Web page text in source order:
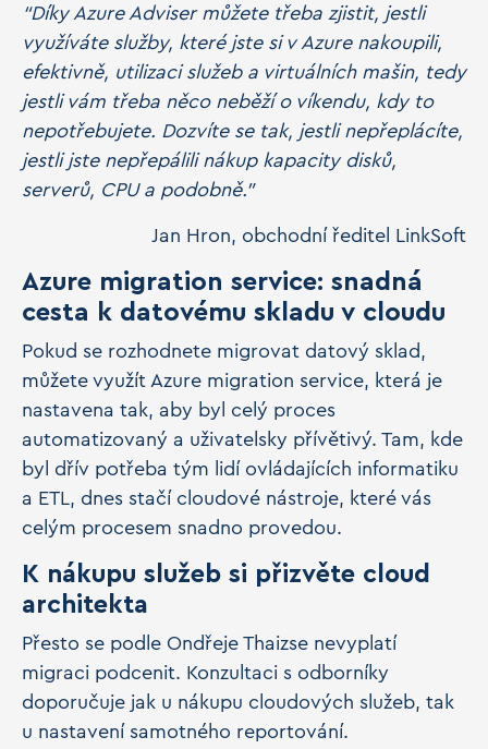
“Díky Azure Adviser můžete třeba zjistit, jestli
využíváte služby, které jste si v Azure nakoupili,
efektivně, utilizaci služeb a virtuálních mašin, tedy
jestli vám třeba něco neběží o víkendu, kdy to
nepotřebujete. Dozvíte se tak, jestli nepřeplácíte,
jestli jste nepřepálili nákup kapacity disků,
serverů, CPU a podobně.”
Jan Hron, obchodní ředitel LinkSoft
Azure migration service: snadná
cesta k datovému skladu v cloudu
Pokud se rozhodnete migrovat datový sklad,
můžete využít Azure migration service, která je
nastavena tak, aby byl celý proces
automatizovaný a uživatelsky přívětivý. Tam, kde
byl dřív potřeba tým lidí ovládajících informatiku
a ETL, dnes stačí cloudové nástroje, které vás
celým procesem snadno provedou.
K nákupu služeb si přizvěte cloud
architekta
Přesto se podle Ondřeje Thaizse nevyplatí
migraci podcenit. Konzultaci s odborníky
doporučuje jak u nákupu cloudových služeb, tak
u nastavení samotného reportování.